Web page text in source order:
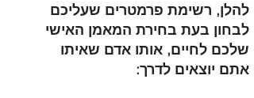
להלן, רשימת פרמטרים שעליכם
לבחון בעת בחירת המאמן האישי
שלכם לחיים, אותו אדם שאיתו
אתם יוצאים לדרך: